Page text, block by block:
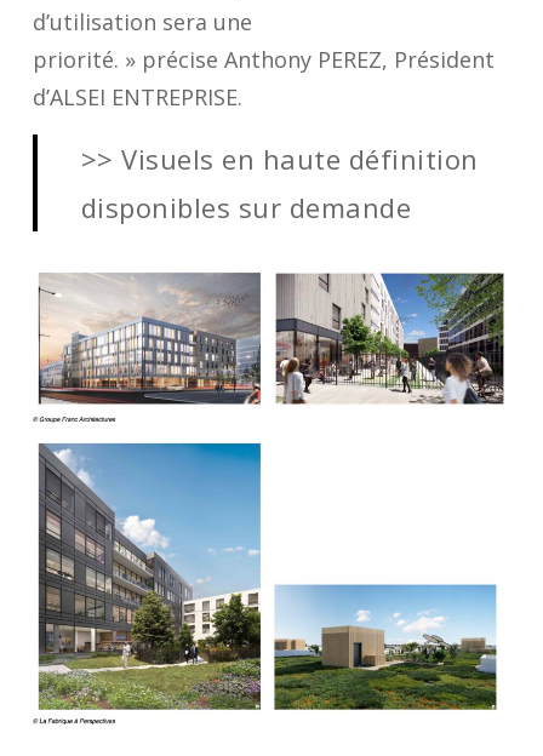
d’utilisation sera une
priorité. » précise Anthony PEREZ, Président
d’ALSEI ENTREPRISE.
>> Visuels en haute définition
disponibles sur demande